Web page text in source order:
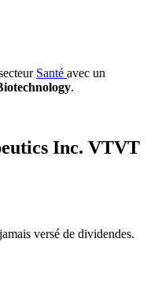
Santé avec un
.
Inc. VTVT
versé de dividendes.